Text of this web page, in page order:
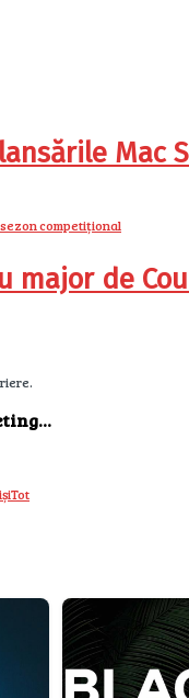
Mac
major de
șiTot